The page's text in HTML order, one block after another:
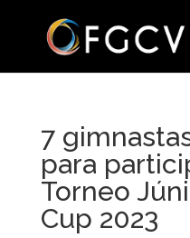
7
para
Torneo
Cup 2023